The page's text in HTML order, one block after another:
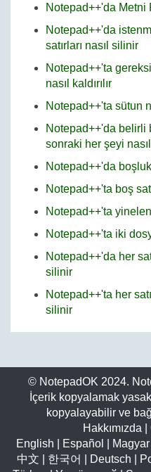
Notepad++'da Metni
Notepad++'da
satırları nasıl silinir
Notepad++'ta
nasıl kaldırılır
Notepad++'ta sütun
Notepad++'da belirli
sonraki her şeyi
Notepad++'da
Notepad++'ta boş
Notepad++'ta
Notepad++'ta iki
Notepad++'da her
silinir
Notepad++'ta her
silinir
© NotepadOK 2024.
İçerik kopyalamak
kopyalayabilir ve
Hakkımızda
English
Español Magyar|
中文
한국어 Deutsch